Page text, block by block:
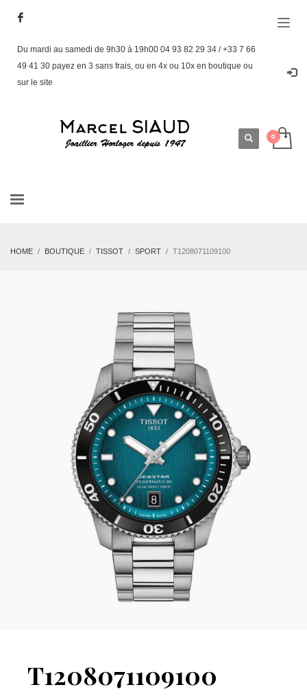
Du mardi au samedi de 9h30 à 19h00 04 93 82 29 34 / +33 7 66
49 41 30 payez en 3 sans frais, ou en 4x ou 10x en boutique ou
sur le site
HOME BOUTIQUE TISSOT SPORT T1208071109100
T1208071109100